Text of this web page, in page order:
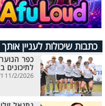
כתבות שיכולות לעניין
כפר
לתיכונים
11/2/2026 דני ברנר